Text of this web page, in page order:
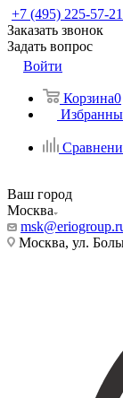
+7 (495) 225-57-21
Заказать звонок
Задать вопрос
Войти
Корзина0
Ваш город
Москва
Москва, ул.